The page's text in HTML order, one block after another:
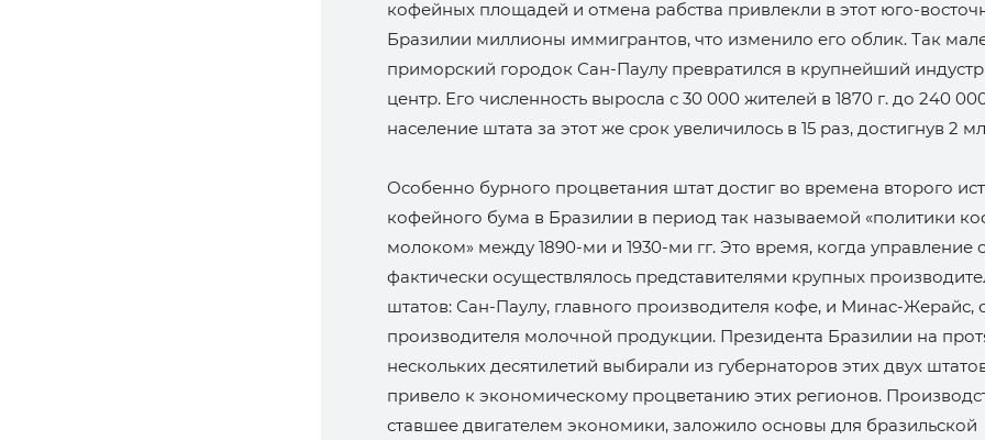
кофейных площадей и отмена рабства привлекли в этот юго-
Бразилии миллионы иммигрантов, что изменило его облик. Так
приморский городок Сан-Паулу превратился в крупнейший
центр. Его численность выросла с 30 000 жителей в 1870 г. до 240
население штата за этот же срок увеличилось в 15 раз, достигнув 2
Особенно бурного процветания штат достиг во времена второго
кофейного бума в Бразилии в период так называемой «политики
молоком» между 1890-ми и 1930-ми гг. Это время, когда управление
фактически осуществлялось представителями крупных
штатов: Сан-Паулу, главного производителя кофе, и Минас-Жерайс,
производителя молочной продукции. Президента Бразилии на
нескольких десятилетий выбирали из губернаторов этих двух
привело к экономическому процветанию этих регионов.
ставшее двигателем экономики, заложило основы для бразильской